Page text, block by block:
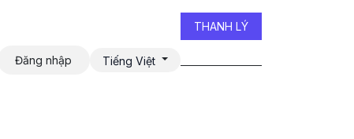
Đăng nhập Tiếng Việt
THANH LÝ